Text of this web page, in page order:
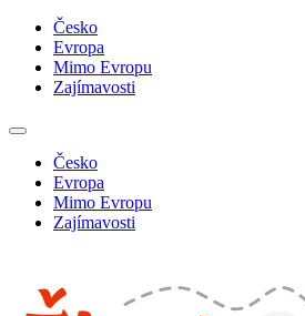
Česko
Evropa
Mimo Evropu
Zajímavosti
Česko
Evropa
Mimo Evropu
Zajímavosti